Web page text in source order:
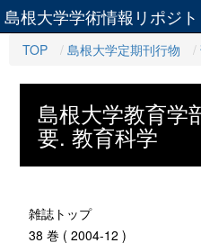
島根大学学術情報リポジト
TOP 島根大学定期刊行物
島根大学教育学
要. 教育科学
雑誌トップ
38 巻 ( 2004-12 )